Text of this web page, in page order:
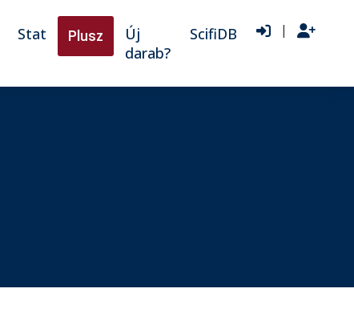
Stat Plusz
Új
darab?
ScifiDB |